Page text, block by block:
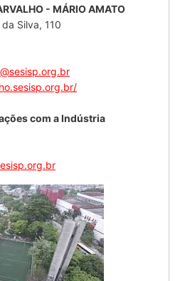
- MÁRIO AMATO
Silva, 110
com a Indústria